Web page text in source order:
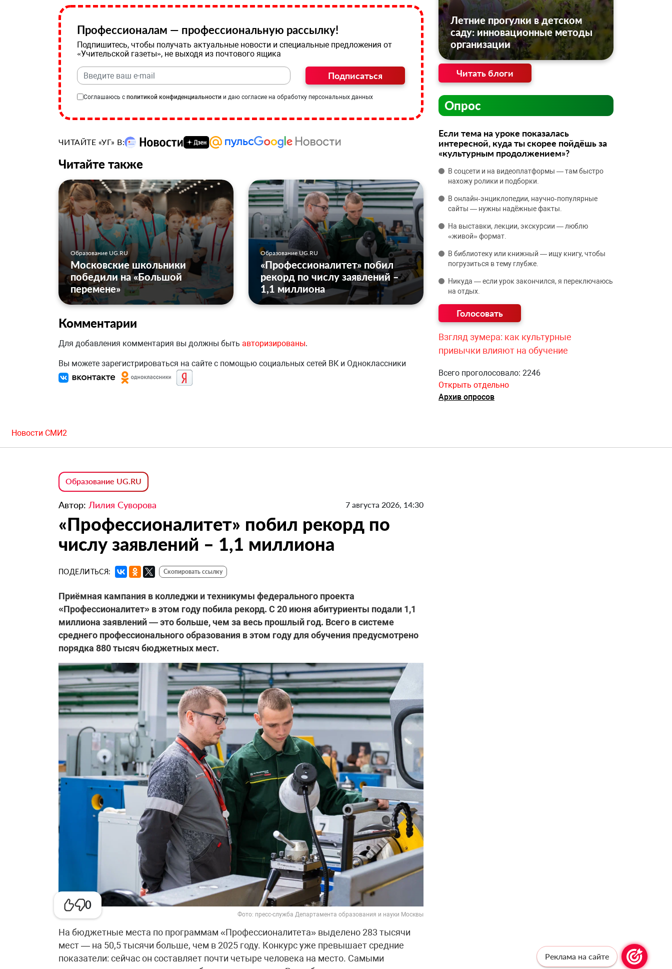
0
Профессионалам — профессиональную рассылку!
Подпишитесь, чтобы получать актуальные новости и специальные предложения от
«Учительской газеты», не выходя из почтового ящика
Подписаться
Соглашаюсь с политикой конфиденциальности и даю согласие на обработку персональных данных
ЧИТАЙТЕ «УГ» В:
Читайте также
Образование UG.RU
Московские школьники
победили на «Большой
перемене»
Образование UG.RU
«Профессионалитет» побил
рекорд по числу заявлений –
1,1 миллиона
Комментарии
Для добавления комментария вы должны быть авторизированы.
Вы можете зарегистрироваться на сайте с помощью социальных сетей ВК и Одноклассники
Летние прогулки в детском
саду: инновационные методы
организации
Читать блоги
Опрос
Если тема на уроке показалась
интересной, куда ты скорее пойдёшь за
«культурным продолжением»?
В соцсети и на видеоплатформы — там быстро
нахожу ролики и подборки.
В онлайн‑энциклопедии, научно‑популярные
сайты — нужны надёжные факты.
На выставки, лекции, экскурсии — люблю
«живой» формат.
В библиотеку или книжный — ищу книгу, чтобы
погрузиться в тему глубже.
Никуда — если урок закончился, я переключаюсь
на отдых.
Взгляд зумера: как культурные
привычки влияют на обучение
Всего проголосовало: 2246
Открыть отдельно
Архив опросов
Новости СМИ2
Образование UG.RU
Автор: Лилия Суворова 7 августа 2026, 14:30
«Профессионалитет» побил рекорд по
числу заявлений – 1,1 миллиона
ПОДЕЛИТЬСЯ: Скопировать ссылку
Приёмная кампания в колледжи и техникумы федерального проекта
«Профессионалитет» в этом году побила рекорд. С 20 июня абитуриенты подали 1,1
миллиона заявлений — это больше, чем за весь прошлый год. Всего в системе
среднего профессионального образования в этом году для обучения предусмотрено
порядка 880 тысяч бюджетных мест.
Фото: пресс-служба Департамента образования и науки Москвы
На бюджетные места по программам «Профессионалитета» выделено 283 тысячи
мест — на 50,5 тысячи больше, чем в 2025 году. Конкурс уже превышает средние
показатели: сейчас он составляет почти четыре человека на место. Самыми
Реклама на сайте